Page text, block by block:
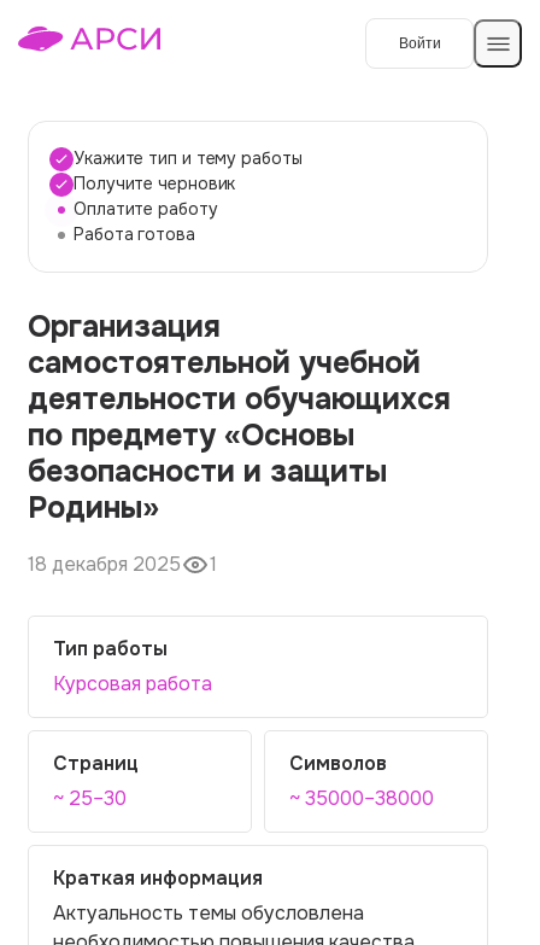
Войти
Темы работ
О сервисе
О компании
Наши гарантии
Порядок оплаты
Вопросы и ответы
Отзывы
Контакты
Укажите тип и тему работы
Получите черновик
Оплатите работу
Работа готова
Организация
самостоятельной учебной
деятельности обучающихся
по предмету «Основы
безопасности и защиты
Родины»
18 декабря 2025 1
Тип работы
Курсовая работа
Страниц
~ 25–30
Символов
~ 35000–38000
Краткая информация
Актуальность темы обусловлена